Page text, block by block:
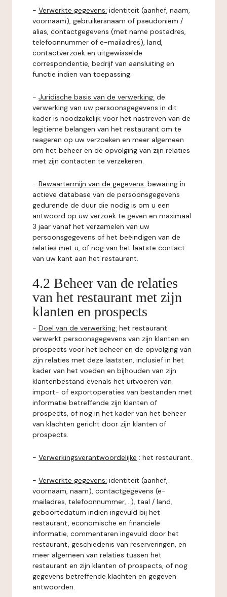
- Verwerkte gegevens: identiteit (aanhef, naam,
voornaam), gebruikersnaam of pseudoniem /
alias, contactgegevens (met name postadres,
telefoonnummer of e-mailadres), land,
contactverzoek en uitgewisselde
correspondentie, bedrijf van aansluiting en
functie indien van toepassing.
- Juridische basis van de verwerking: de
verwerking van uw persoonsgegevens in dit
kader is noodzakelijk voor het nastreven van de
legitieme belangen van het restaurant om te
reageren op uw verzoeken en meer algemeen
om het beheer en de opvolging van zijn relaties
met zijn contacten te verzekeren.
- Bewaartermijn van de gegevens: bewaring in
actieve database van de persoonsgegevens
gedurende de duur die nodig is om u een
antwoord op uw verzoek te geven en maximaal
3 jaar vanaf het verzamelen van uw
persoonsgegevens of het beëindigen van de
relaties met u, of nog van het laatste contact
van uw kant aan het restaurant.
4.2 Beheer van de relaties
van het restaurant met zijn
klanten en prospects
- Doel van de verwerking: het restaurant
verwerkt persoonsgegevens van zijn klanten en
prospects voor het beheer en de opvolging van
zijn relaties met deze laatsten, inclusief in het
kader van het voeden en bijhouden van zijn
klantenbestand evenals het uitvoeren van
import- of exportoperaties van bestanden met
informatie betreffende zijn klanten of
prospects, of nog in het kader van het beheer
van klachten gericht door zijn klanten of
prospects.
- Verwerkingsverantwoordelijke : het restaurant.
- Verwerkte gegevens: identiteit (aanhef,
voornaam, naam), contactgegevens (e-
mailadres, telefoonnummer,...), taal / land,
geboortedatum indien ingevuld bij het
restaurant, economische en financiële
informatie, commentaren ingevuld door het
restaurant, geschiedenis van reserveringen, en
meer algemeen van relaties tussen het
restaurant en zijn klanten of prospects, of nog
gegevens betreffende klachten en gegeven
antwoorden.